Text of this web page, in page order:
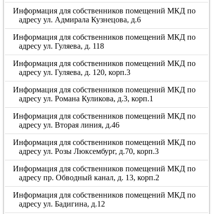
Информация для собственников помещений МКД по
адресу ул. Адмирала Кузнецова, д.6
Информация для собственников помещений МКД по
адресу ул. Гуляева, д. 118
Информация для собственников помещений МКД по
адресу ул. Гуляева, д. 120, корп.3
Информация для собственников помещений МКД по
адресу ул. Романа Куликова, д.3, корп.1
Информация для собственников помещений МКД по
адресу ул. Вторая линия, д.46
Информация для собственников помещений МКД по
адресу ул. Розы Люксембург, д.70, корп.3
Информация для собственников помещений МКД по
адресу пр. Обводный канал, д. 13, корп.2
Информация для собственников помещений МКД по
адресу ул. Бадигина, д.12